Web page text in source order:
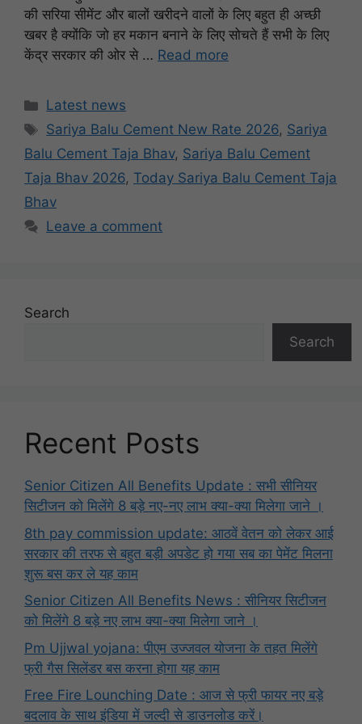
की सरिया सीमेंट और बालों खरीदने वालों के लिए बहुत ही अच्छी
खबर है क्योंकि जो हर मकान बनाने के लिए सोचते हैं सभी के लिए
केंद्र सरकार की ओर से … Read more
Categories
Latest news
Tags
Sariya Balu Cement New Rate 2026, Sariya
Balu Cement Taja Bhav, Sariya Balu Cement
Taja Bhav 2026, Today Sariya Balu Cement Taja
Bhav
Leave a comment
Search
Search
Recent Posts
Senior Citizen All Benefits Update : सभी सीनियर
सिटीजन को मिलेंगे 8 बड़े नए-नए लाभ क्या-क्या मिलेगा जाने ।
8th pay commission update: आठवें वेतन को लेकर आई
सरकार की तरफ से बहुत बड़ी अपडेट हो गया सब का पेमेंट मिलना
शुरू बस कर ले यह काम
Senior Citizen All Benefits News : सीनियर सिटीजन
को मिलेंगे 8 बड़े नए लाभ क्या-क्या मिलेगा जाने ।
Pm Ujjwal yojana: पीएम उज्जवल योजना के तहत मिलेंगे
फ्री गैस सिलेंडर बस करना होगा यह काम
Free Fire Lounching Date : आज से फ्री फायर नए बड़े
बदलाव के साथ इंडिया में जल्दी से डाउनलोड करें।